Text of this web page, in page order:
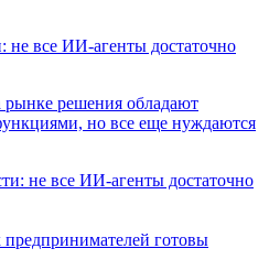
все ИИ-агенты достаточно
рынке решения обладают
но все еще нуждаются
готовы